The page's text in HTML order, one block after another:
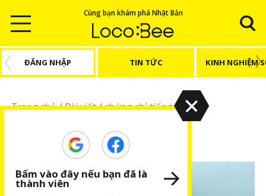
Cùng bạn khám phá Nhật Bản
ĐĂNG NHẬP TIN TỨC KINH NGHIỆM
Trang chủ/Bài viết/chứng chỉ tiếng Nhật
chứng chỉ tiếng Nhật
Bấm vào đây nếu bạn đã là
thành viên